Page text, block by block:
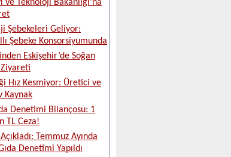
ve Teknoloji Bakanlığı’na
Şebekeleri Geliyor:
Şebeke Konsorsiyumunda
Eskişehir’de Soğan
Ziyareti
Hız Kesmiyor: Üretici ve
Kaynak
Denetimi Bilançosu: 1
TL Ceza!
Temmuz Ayında
Denetimi Yapıldı